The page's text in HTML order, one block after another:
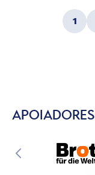
1
APOIADORES